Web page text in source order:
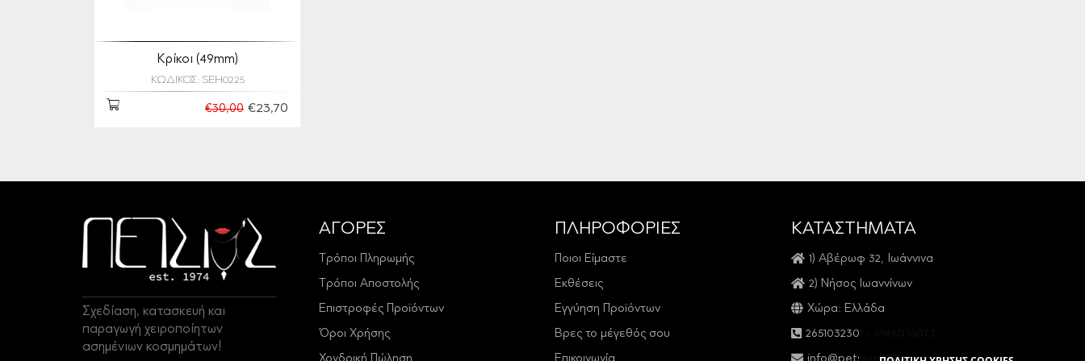
Κρίκοι (49mm)
ΚΩΔΙΚΟΣ: SEH0225
€23,70
€30,00
Σχεδίαση, κατασκευή και
παραγωγή χειροποίητων
ασημένιων κοσμημάτων!
ΑΓΟΡΕΣ
Τρόποι Πληρωμής
Τρόποι Αποστολής
Επιστροφές Προϊόντων
Όροι Χρήσης
ΠΛΗΡΟΦΟΡΙΕΣ
Ποιοι Είμαστε
Εκθέσεις
Εγγύηση Προϊόντων
Βρες το μέγεθός σου
ΚΑΤΑΣΤΗΜΑΤΑ
1) Αβέρωφ 32, Ιωάννινα
2) Νήσος Ιωαννίνων
Χώρα: Ελλάδα
2651032301